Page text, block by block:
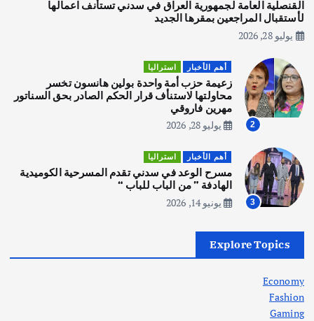
3
يوليو 30, 2026
4
المقبل
يوليو 28, 2026
أهم الأخبار ثقافة وفنون
انطلاق ورشة التمثيل في مدينة كلباء الاماراتية
أغسطس 5, 2026
في جذور المشكلة وحلولها المستدامة
القنصلية العامة لجمهورية العراق في سدني تستأنف اعمالها
لأستقبال المراجعين بمقرها الجديد
يوليو 28, 2026
2
أهم الأخبار استراليا
زعيمة حزب أمة واحدة بولين هانسون تخسر
محاولتها لاستنأف قرار الحكم الصادر بحق السناتور
مهرين فاروقي
يوليو 28, 2026
3
أهم الأخبار استراليا
مسرح الوعد في سدني تقدم المسرحية الكوميدية
الهادفة ” من الباب للباب “
يونيو 14, 2026
Explore Topics
Economy
Fashion
Gaming